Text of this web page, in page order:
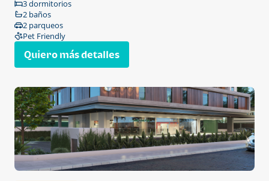
3 dormitorios
2 baños
2 parqueos
Pet Friendly
Quiero más detalles